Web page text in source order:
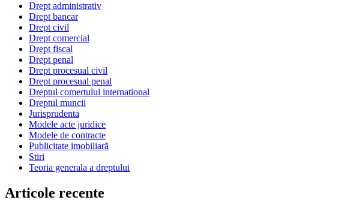
Drept administrativ
Drept bancar
Drept civil
Drept comercial
Drept fiscal
Drept penal
Drept procesual civil
Drept procesual penal
Dreptul comertului international
Dreptul muncii
Jurisprudenta
Modele acte juridice
Modele de contracte
Publicitate imobiliară
Stiri
Teoria generala a dreptului
Articole recente